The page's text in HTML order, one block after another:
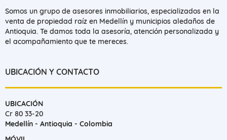
Somos un grupo de asesores inmobiliarios, especializados en la
venta de propiedad raíz en Medellín y municipios aledaños de
Antioquia. Te damos toda la asesoría, atención personalizada y
el acompañamiento que te mereces.
UBICACIÓN Y CONTACTO
UBICACIÓN
Cr 80 33-20
Medellín - Antioquia - Colombia